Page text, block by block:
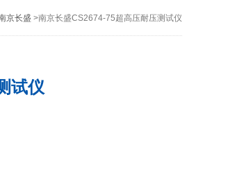
京长盛 >南京长盛CS2674-75超高压耐压测试仪
试仪